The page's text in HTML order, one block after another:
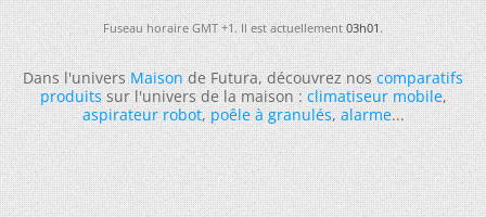
Fuseau horaire GMT +1. Il est actuellement03h01.
Dans l'universMaisonde Futura, découvrez noscomparatifs
produitssur l'univers de la maison :climatiseur mobile,
aspirateur robot,poêle à granulés,alarme...